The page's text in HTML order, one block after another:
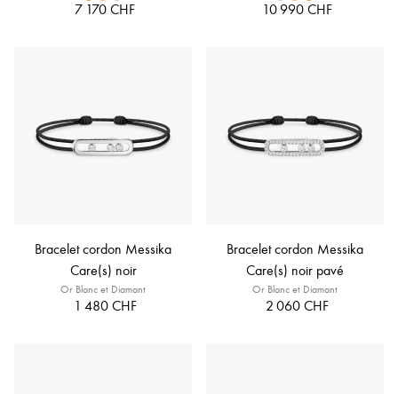
7 170 CHF 10 990 CHF
Bracelet cordon Messika
Care(s) noir
Or Blanc et Diamant
1 480 CHF
Bracelet cordon Messika
Care(s) noir pavé
Or Blanc et Diamant
2 060 CHF